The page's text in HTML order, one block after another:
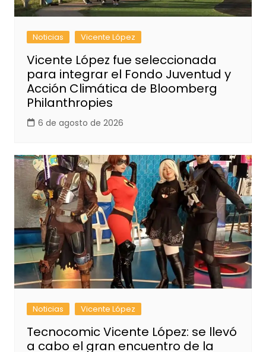
Noticias Vicente López
Vicente López fue seleccionada
para integrar el Fondo Juventud y
Acción Climática de Bloomberg
Philanthropies
6 de agosto de 2026
Noticias Vicente López
Tecnocomic Vicente López: se llevó
a cabo el gran encuentro de la